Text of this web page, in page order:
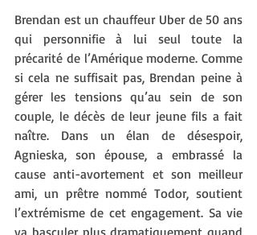
Brendan est un chauffeur Uber de 50 ans
qui personnifie à lui seul toute la
précarité de l’Amérique moderne. Comme
si cela ne suffisait pas, Brendan peine à
gérer les tensions qu’au sein de son
couple, le décès de leur jeune fils a fait
naître. Dans un élan de désespoir,
Agnieska, son épouse, a embrassé la
cause anti-avortement et son meilleur
ami, un prêtre nommé Todor, soutient
l’extrémisme de cet engagement. Sa vie
va basculer plus dramatiquement quand